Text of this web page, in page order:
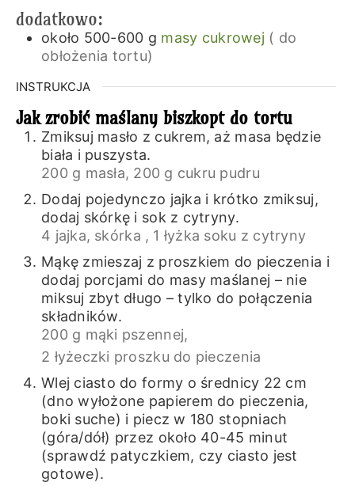
dodatkowo:
około 500-600 g masy cukrowej ( do
obłożenia tortu)
INSTRUKCJA
Jak zrobić maślany biszkopt do tortu
Zmiksuj masło z cukrem, aż masa będzie
biała i puszysta.
200 g masła, 200 g cukru pudru
Dodaj pojedynczo jajka i krótko zmiksuj,
dodaj skórkę i sok z cytryny.
4 jajka, skórka , 1 łyżka soku z cytryny
Mąkę zmieszaj z proszkiem do pieczenia i
dodaj porcjami do masy maślanej – nie
miksuj zbyt długo – tylko do połączenia
składników.
200 g mąki pszennej,
2 łyżeczki proszku do pieczenia
Wlej ciasto do formy o średnicy 22 cm
(dno wyłożone papierem do pieczenia,
boki suche) i piecz w 180 stopniach
(góra/dół) przez około 40-45 minut
(sprawdź patyczkiem, czy ciasto jest
gotowe).